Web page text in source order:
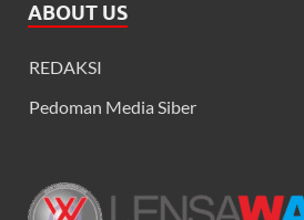
ABOUT US
REDAKSI
Pedoman Media Siber